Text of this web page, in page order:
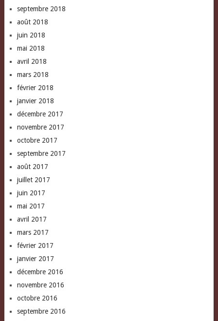
septembre 2018
août 2018
juin 2018
mai 2018
avril 2018
mars 2018
février 2018
janvier 2018
décembre 2017
novembre 2017
octobre 2017
septembre 2017
août 2017
juillet 2017
juin 2017
mai 2017
avril 2017
mars 2017
février 2017
janvier 2017
décembre 2016
novembre 2016
octobre 2016
septembre 2016